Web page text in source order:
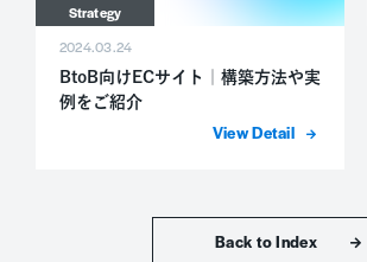
Strategy
2024.03.24
BtoB向けECサイト｜構築方法や実
例をご紹介
詳細を表示
トップ